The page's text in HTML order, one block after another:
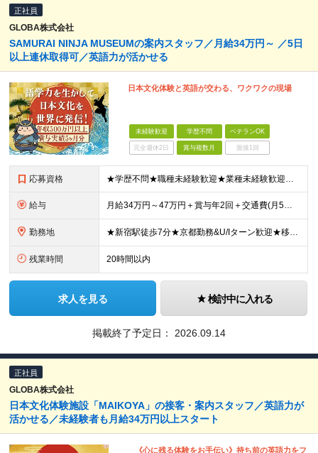
正社員
GLOBA株式会社
SAMURAI NINJA MUSEUMの案内スタッフ／月給34万円～ ／5日
以上連休取得可／英語力が活かせる
日本文化体験と英語が交わる、ワクワクの現場
未経験歓迎 学歴不問 ベテランOK
完全週休2日 賞与複数月 面接1回
応募資格 ★学歴不問★職種未経験歓迎★業種未経験歓迎★第二新卒歓迎★ブランクOK ★日本文化の知識不要！ ◇英語スキル（もしくは日本語スキル）がある方 ＜英語力のイメージ＞ ※館内ガイドやお客様とのやりとりに
給与 月給34万円～47万円＋賞与年2回＋交通費(月5万円まで) ★経験・能力を考慮し決定します。 ※上記月給には、固定残業代（20時間分／月4万2500円〜）を含みます。 ※固定残業超過分は、時間外手当
勤務地 ★新宿駅徒歩7分★京都勤務&U/Iターン歓迎★移住歓迎(引っ越し費用最大30万円補助) ◇新宿店／ 東京都新宿区新宿5-17-13 オリエンタルウェーブビル 1F-4F ◇浅草店／東京都台東区西浅草
残業時間 20時間以内
求人を見る 検討中に入れる
掲載終了予定日： 2026.09.14
正社員
GLOBA株式会社
日本文化体験施設「MAIKOYA」の接客・案内スタッフ／英語力が
活かせる／未経験者も月給34万円以上スタート
《心に残る体験をお手伝い》持ち前の英語力をフ